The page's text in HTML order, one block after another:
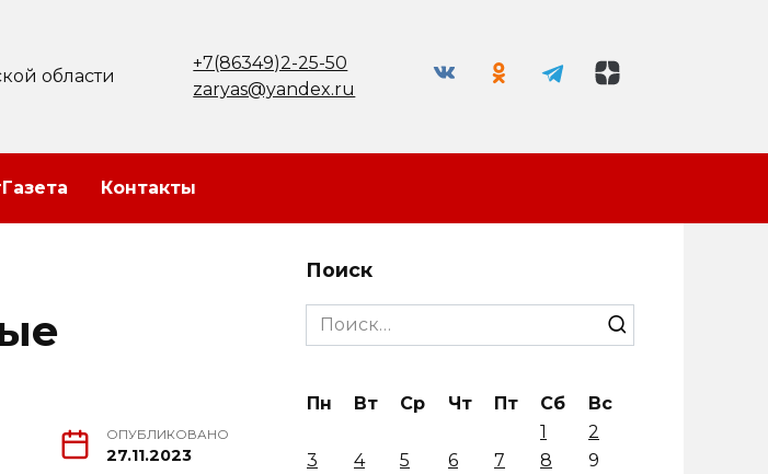
области
+7(86349)2-25-50
zaryas@yandex.ru
Контакты
ОПУБЛИКОВАНО
27.11.2023
Поиск
Search
for:
Пн Вт Ср Чт Пт Сб
Вс
1
2
3
4 5 6 7 8
9